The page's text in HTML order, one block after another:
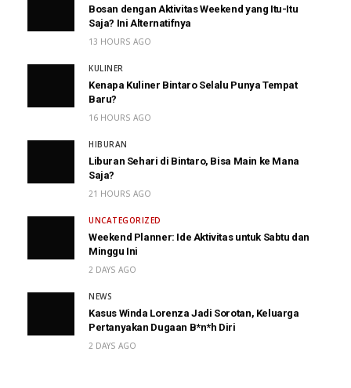
Bosan dengan Aktivitas Weekend yang Itu-Itu
Saja? Ini Alternatifnya
13 HOURS AGO
KULINER
Kenapa Kuliner Bintaro Selalu Punya Tempat
Baru?
16 HOURS AGO
HIBURAN
Liburan Sehari di Bintaro, Bisa Main ke Mana
Saja?
21 HOURS AGO
UNCATEGORIZED
Weekend Planner: Ide Aktivitas untuk Sabtu dan
Minggu Ini
2 DAYS AGO
NEWS
Kasus Winda Lorenza Jadi Sorotan, Keluarga
Pertanyakan Dugaan B*n*h Diri
2 DAYS AGO